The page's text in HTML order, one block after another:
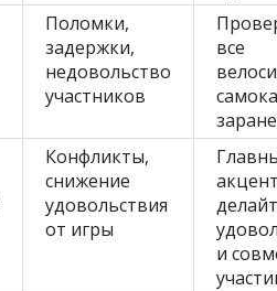
Поломки,
задержки,
недовольство
участников
все
Конфликты,
снижение
удовольствия
от игры
и